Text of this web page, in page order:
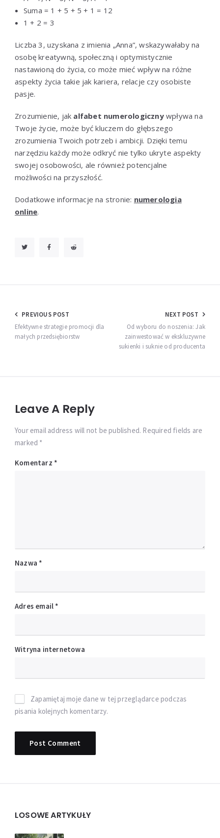
Suma = 1 + 5 + 5 + 1 = 12
1 + 2 = 3
Liczba 3, uzyskana z imienia „Anna”, wskazywałaby na
osobę kreatywną, społeczną i optymistycznie
nastawioną do życia, co może mieć wpływ na różne
aspekty życia takie jak kariera, relacje czy osobiste
pasje.
Zrozumienie, jak alfabet numerologicznywpływa na
Twoje życie, może być kluczem do głębszego
zrozumienia Twoich potrzeb i ambicji. Dzięki temu
narzędziu każdy może odkryć nie tylko ukryte aspekty
swojej osobowości, ale również potencjalne
możliwości na przyszłość.
Dodatkowe informacje na stronie: numerologia
online.
Nawigacja
wpisu
PREVIOUS POST
Efektywne strategie promocji dla
małych przedsiębiorstw
NEXT POST
Od wyboru do noszenia: Jak
zainwestować w ekskluzywne
sukienki i suknie od producenta
Leave A Reply
Your email address will not be published. Required fields are
marked *
Komentarz *
Nazwa *
Adres email *
Witryna internetowa
Zapamiętaj moje dane w tej przeglądarce podczas
pisania kolejnych komentarzy.
Widgets
LOSOWE ARTYKUŁY